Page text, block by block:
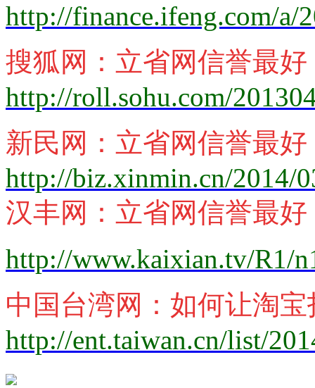
http://finance.ifeng.com/a/
搜狐网 ： 立省网信誉最好
http://roll.sohu.com/
新民网 ： 立省网信誉最好
http://biz.xinmin.cn/2014/
汉丰网 ： 立省网信誉最好
http://www.kaixian.tv/R1/
中国台湾网 ： 如何让淘
http://ent.taiwan.cn/list/